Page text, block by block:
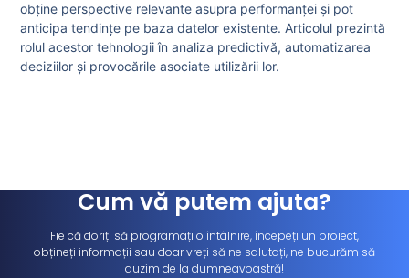
obține perspective relevante asupra performanței și pot
anticipa tendințe pe baza datelor existente. Articolul prezintă
rolul acestor tehnologii în analiza predictivă, automatizarea
deciziilor și provocările asociate utilizării lor.
Cum vă putem ajuta?
Fie că doriți să programați o întâlnire, începeți un proiect,
obțineți informații sau doar vreți să ne salutați, ne bucurăm să
auzim de la dumneavoastră!